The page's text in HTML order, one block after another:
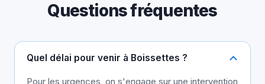
Questions fréquentes
Quel délai pour venir à Boissettes ?
Pour les urgences, on s'engage sur une intervention